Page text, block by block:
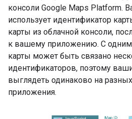
консоли Google Maps Platform.
использует идентификатор
карты из облачной консоли,
к вашему приложению. С
карты может быть связано
идентификаторов, поэтому
выглядеть одинаково на
приложения.